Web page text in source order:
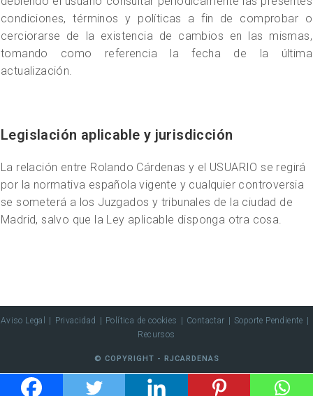
condiciones, términos y políticas a fin de comprobar o
cerciorarse de la existencia de cambios en las mismas,
tomando como referencia la fecha de la última
actualización.
Legislación aplicable y jurisdicción
La relación entre Rolando Cárdenas y el USUARIO se regirá
por la normativa española vigente y cualquier controversia
se someterá a los Juzgados y tribunales de la ciudad de
Madrid, salvo que la Ley aplicable disponga otra cosa.
Aviso Legal Privacidad Política de cookies Contactar
Soporte Pendiente
Recursos
© COPYRIGHT - RJCARDENAS